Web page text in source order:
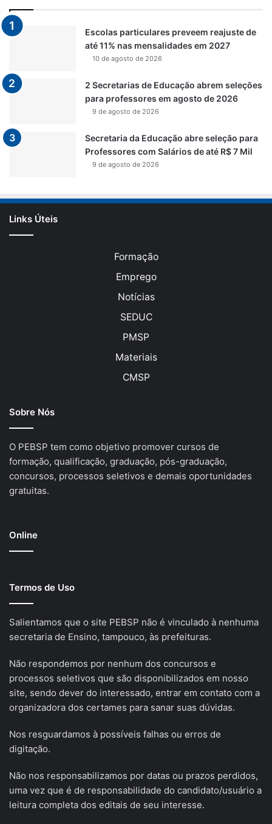
Escolas particulares preveem reajuste de
até 11% nas mensalidades em 2027
10 de agosto de 2026
2 Secretarias de Educação abrem seleções
para professores em agosto de 2026
9 de agosto de 2026
Secretaria da Educação abre seleção para
Professores com Salários de até R$ 7 Mil
9 de agosto de 2026
Links Úteis
Formação
Emprego
Notícias
SEDUC
PMSP
Materiais
CMSP
Sobre Nós
O PEBSP tem como objetivo promover cursos de
formação, qualificação, graduação, pós-graduação,
concursos, processos seletivos e demais oportunidades
gratuitas.
Online
Termos de Uso
Salientamos que o site PEBSP não é vinculado à nenhuma
secretaria de Ensino, tampouco, às prefeituras.
Não respondemos por nenhum dos concursos e
processos seletivos que são disponibilizados em nosso
site, sendo dever do interessado, entrar em contato com a
organizadora dos certames para sanar suas dúvidas.
Nos resguardamos à possíveis falhas ou erros de
digitação.
Não nos responsabilizamos por datas ou prazos perdidos,
uma vez que é de responsabilidade do candidato/usuário a
leitura completa dos editais de seu interesse.